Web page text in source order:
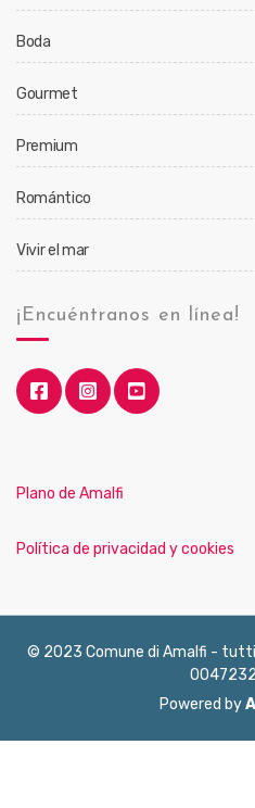
Boda
Gourmet
Premium
Romántico
Vivir el mar
¡Encuéntranos en línea!
Plano de Amalfi
Política de privacidad y cookies
© 2023 Comune di Amalfi -
Powered by